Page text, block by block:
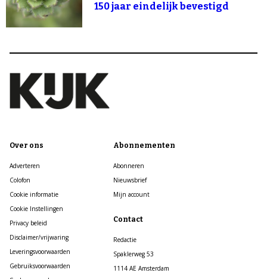
150 jaar eindelijk bevestigd
Over ons
Adverteren
Colofon
Cookie informatie
Cookie Instellingen
Privacy beleid
Disclaimer/vrijwaring
Leveringsvoorwaarden
Gebruiksvoorwaarden
Abonnementen
Abonneren
Nieuwsbrief
Mijn account
Contact
Redactie
Spaklerweg 53
1114 AE Amsterdam